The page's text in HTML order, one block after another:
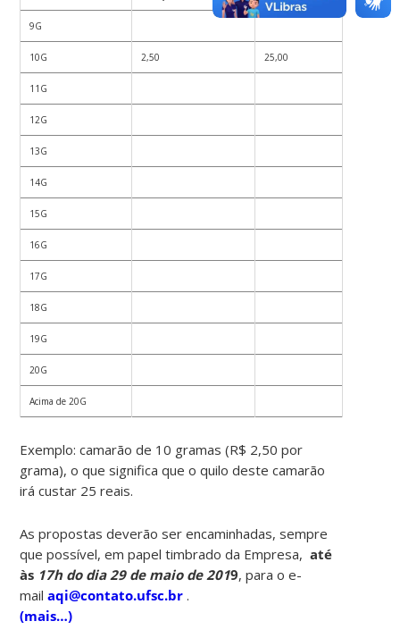
9G
10G 2,50 25,00
11G
12G
13G
14G
15G
16G
17G
18G
19G
20G
Acima de 20G
Exemplo: camarão de 10 gramas (R$ 2,50 por
grama), o que significa que o quilo deste camarão
irá custar 25 reais.
As propostas deverão ser encaminhadas, sempre
que possível, em papel timbrado da Empresa,até
às 17h do dia 29 de maio de 2019, para o e-
mailaqi@contato.ufsc.br .
(mais…)